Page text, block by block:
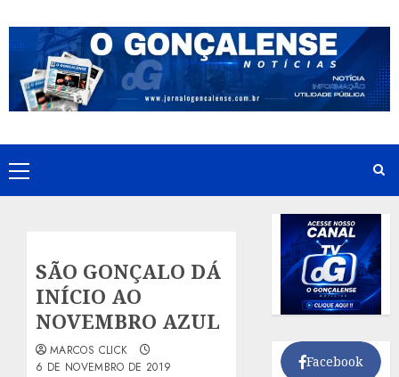
to
content
Primary
Menu
SÃO GONÇALO DÁ
INÍCIO AO
NOVEMBRO AZUL
MARCOS CLICK
6 DE NOVEMBRO DE 2019
Facebook